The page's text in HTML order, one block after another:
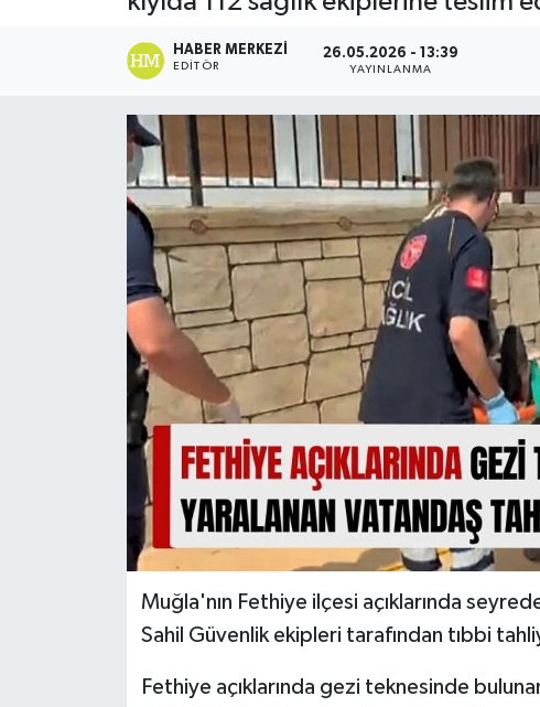
HABER MERKEZI
EDITÖR
26.05.2026 - 13:39
YAYINLANMA
Muğla'nın Fethiye ilçesi açıklarında
Sahil Güvenlik ekipleri tarafından tıbbi
Fethiye açıklarında gezi teknesinde
Magazin
Son Dakika Haberleri
Haber Arşivi